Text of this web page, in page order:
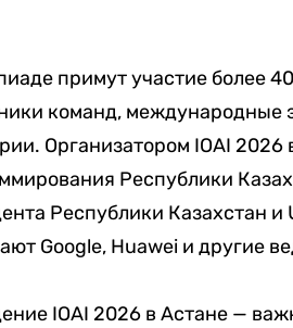
примут участие более
команд, международные
Организатором IOAI
Республики
Республики Казахстан
Google, Huawei и другие
IOAI 2026 в Астане —